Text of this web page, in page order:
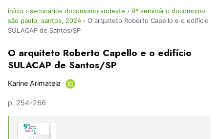
início › seminários docomomo sudeste › 9º seminário docomomo
são paulo, santos, 2024 › O arquiteto Roberto Capello e o edifício
SULACAP de Santos/SP
O arquiteto Roberto Capello e o edifício
SULACAP de Santos/SP
Karine Arimateia
p. 254-266